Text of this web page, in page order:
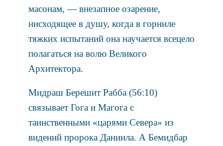
масонам, — внезапное озарение,
нисходящее в душу, когда в горниле
тяжких испытаний она научается всецело
полагаться на волю Великого
Архитектора.
Мидраш Берешит Рабба (56:10)
связывает Гога и Магога с
таинственными «царями Севера» из
видений пророка Даниила. А Бемидбар